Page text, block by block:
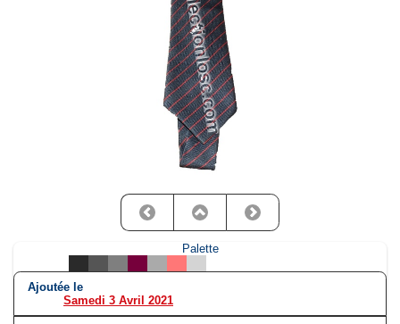
Palette
Ajoutée le
Samedi 3 Avril 2021